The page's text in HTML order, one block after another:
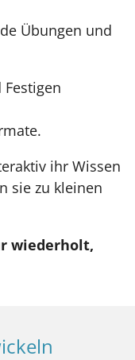
Übungen und
ihr Wissen
sie zu kleinen
wiederholt,